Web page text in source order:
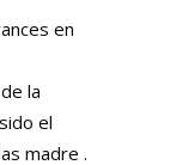
en
la
el
madre .